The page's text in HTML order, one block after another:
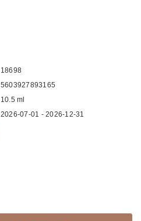
18698
5603927893165
10.5 ml
2026-07-01 - 2026-12-31